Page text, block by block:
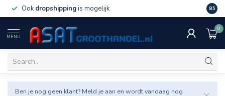
Ook dropshippingis mogelijk Veel
8.5
MENU
0
Ben je nog geen klant? Meld je aan en wordt vandaag nog